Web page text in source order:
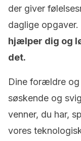
der giver
daglige opgaver.
hjælper dig og
det.
Dine forældre
søskende og
venner, du har,
vores